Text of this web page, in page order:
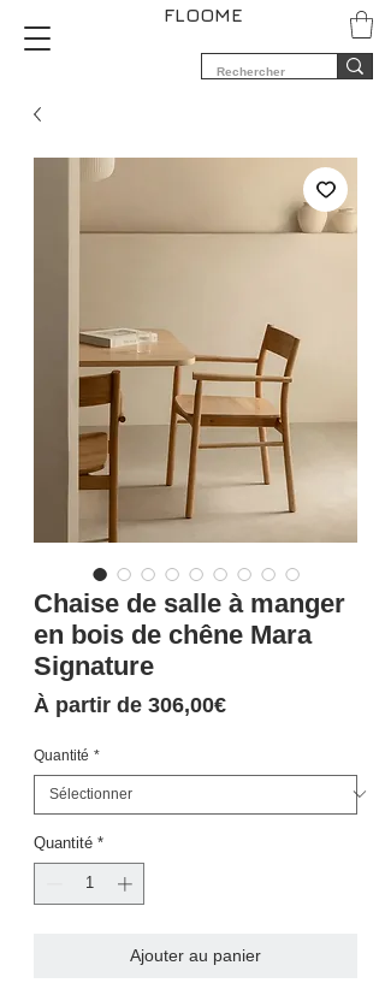
FLOOME
Chaise de salle à manger
en bois de chêne Mara
Signature
À partir de 306,00€Prix
Quantité *
Quantité *
Ajouter au panier